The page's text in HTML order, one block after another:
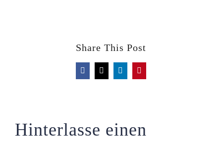
Share This Post
Facebook
X LinkedInPinterest
Hinterlasse einen